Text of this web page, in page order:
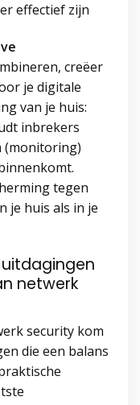
effectief zijn
creëer
je digitale
van je huis:
inbrekers
(monitoring)
tegen
je huis als in je
netwerk
security kom
die een balans